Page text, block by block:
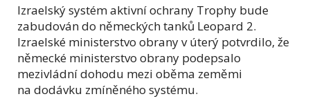
Izraelský systém aktivní ochrany Trophy bude
zabudován do německých tanků Leopard 2.
Izraelské ministerstvo obrany v úterý potvrdilo, že
německé ministerstvo obrany podepsalo
mezivládní dohodu mezi oběma zeměmi
na dodávku zmíněného systému.